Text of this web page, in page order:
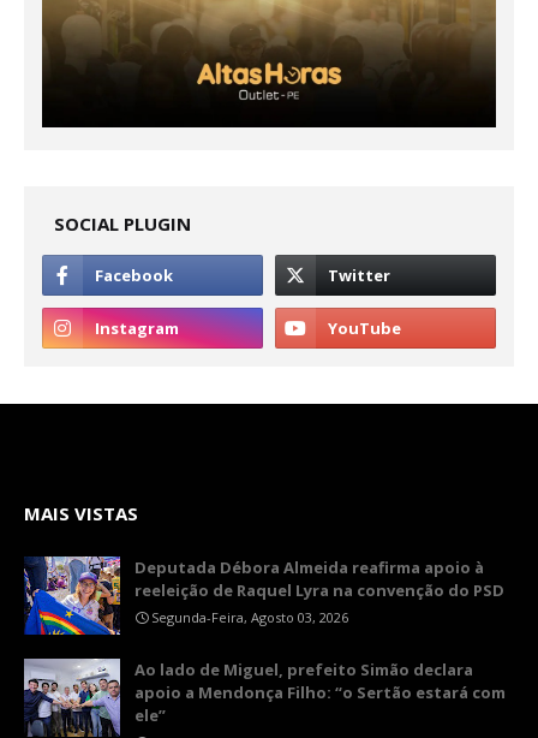
SOCIAL PLUGIN
MAIS VISTAS
Deputada Débora Almeida reafirma apoio à
reeleição de Raquel Lyra na convenção do PSD
Segunda-Feira, Agosto 03, 2026
Ao lado de Miguel, prefeito Simão declara
apoio a Mendonça Filho: “o Sertão estará com
ele”